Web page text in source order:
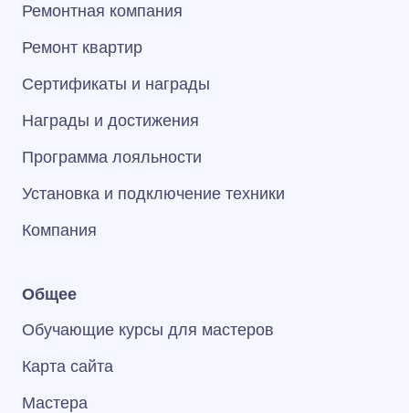
Ремонтная компания
Ремонт квартир
Сертификаты и награды
Награды и достижения
Программа лояльности
Установка и подключение техники
Компания
Общее
Обучающие курсы для мастеров
Карта сайта
Мастера